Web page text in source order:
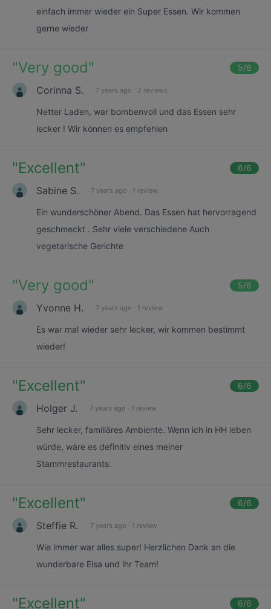
einfach immer wieder ein Super Essen. Wir kommen
gerne wieder
"Very good" 5/6
Corinna S. 7 years ago · 2 reviews
Netter Laden, war bombenvoll und das Essen sehr
lecker ! Wir können es empfehlen
"Excellent" 6/6
Sabine S. 7 years ago · 1 review
Ein wunderschöner Abend. Das Essen hat hervorragend
geschmeckt . Sehr viele verschiedene Auch
vegetarische Gerichte
"Very good" 5/6
Yvonne H. 7 years ago · 1 review
Es war mal wieder sehr lecker, wir kommen bestimmt
wieder!
"Excellent" 6/6
Holger J. 7 years ago · 1 review
Sehr lecker, familiäres Ambiente. Wenn ich in HH leben
würde, wäre es definitiv eines meiner
Stammrestaurants.
"Excellent" 6/6
Steffie R. 7 years ago · 1 review
Wie immer war alles super! Herzlichen Dank an die
wunderbare Elsa und ihr Team!
"Excellent" 6/6